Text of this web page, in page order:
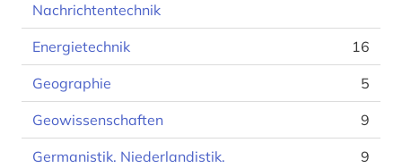
Nachrichtentechnik
Energietechnik 16
Geographie 5
Geowissenschaften 9
Germanistik. Niederlandistik.
9